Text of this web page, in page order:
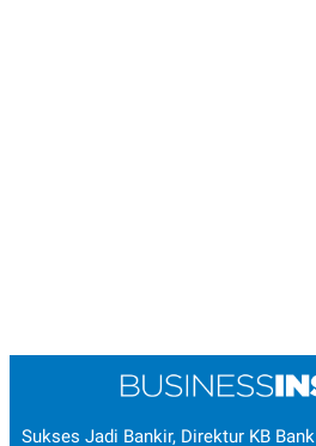
Sukses Jadi Bankir, Direktur KB Bank